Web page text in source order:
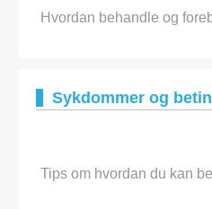
Hvordan behandle og
Sykdommer og
Tips om hvordan du kan